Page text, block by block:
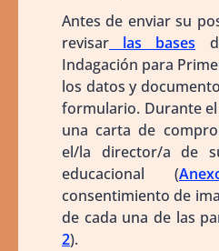
Antes de enviar su
revisar las bases
Indagación para
los datos y
formulario. Durante
una carta de
el/la director/a de
educacional (
consentimiento de
de cada una de las
2).